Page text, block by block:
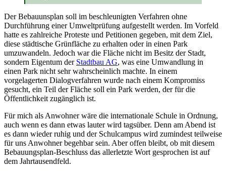
Der Bebauunsplan soll im beschleunigten Verfahren ohne
Durchführung einer Umweltprüfung aufgestellt werden. Im Vorfeld
hatte es zahlreiche Proteste und Petitionen gegeben, mit dem Ziel,
diese städtische Grünfläche zu erhalten oder in einen Park
umzuwandeln. Jedoch war die Fläche nicht im Besitz der Stadt,
sondern Eigentum der Stadtbau AG, was eine Umwandlung in
einen Park nicht sehr wahrscheinlich machte. In einem
vorgelagerten Dialogverfahren wurde nach einem Kompromiss
gesucht, ein Teil der Fläche soll ein Park werden, der für die
Öffentlichkeit zugänglich ist.
Für mich als Anwohner wäre die internationale Schule in Ordnung,
auch wenn es dann etwas lauter wird tagsüber. Denn am Abend ist
es dann wieder ruhig und der Schulcampus wird zumindest teilweise
für uns Anwohner begehbar sein. Aber offen bleibt, ob mit diesem
Bebauungsplan-Beschluss das allerletzte Wort gesprochen ist auf
dem Jahrtausendfeld.